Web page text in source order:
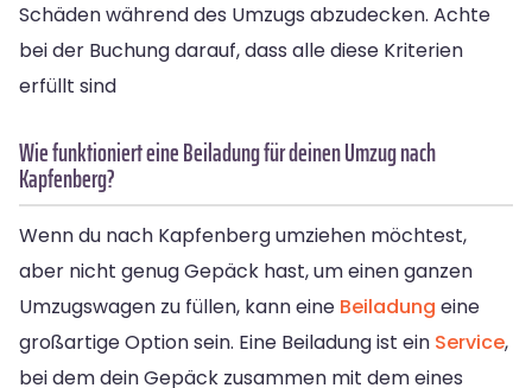
Schäden während des Umzugs abzudecken. Achte
bei der Buchung darauf, dass alle diese Kriterien
erfüllt sind
Wie funktioniert eine Beiladung für deinen Umzug nach
Kapfenberg?
Wenn du nach Kapfenberg umziehen möchtest,
aber nicht genug Gepäck hast, um einen ganzen
Umzugswagen zu füllen, kann eine Beiladung eine
großartige Option sein. Eine Beiladung ist ein Service,
bei dem dein Gepäck zusammen mit dem eines